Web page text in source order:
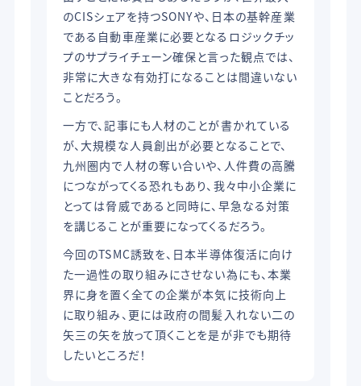
のCISシェアを持つSONYや、日本の基幹産業
である自動車産業に必要となるロジックチッ
プのサプライチェーン確保と言った観点では、
非常に大きな有効打になることは間違いない
ことだろう。
一方で、記事にも人材のことが書かれている
が、大規模な人員創出が必要となることで、
九州圏内で人材の奪い合いや、人件費の高騰
につながってくる恐れもあり、我々中小企業に
とっては脅威であると同時に、早急なる対策
を講じることが重要になってくるだろう。
今回のTSMC誘致を、日本半導体復活に向け
た一過性の取り組みにさせない為にも、本業
界に身を置く全ての企業が本気に技術向上
に取り組み、更には政府の間髪入れない二の
矢三の矢を放って頂くことを是が非でも期待
したいところだ！